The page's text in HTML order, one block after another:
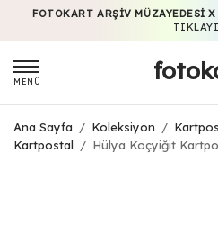
FOTOKART ARŞIV MÜZAYEDESI X
MENÜ
Ana Sayfa / Koleksiyon /
Kartpostal
/ Hülya Koçyiğit